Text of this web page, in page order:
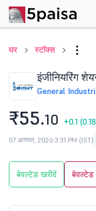
घर स्टॉक्स
इंजीनियरिंग
General
₹55.10 +0.1
07 अगस्त, 2026 3:31 PM (IST)
बेवल्टेड खरीदें बेवल्टेड
परफॉर्मेंसफाइनेंशियल्स